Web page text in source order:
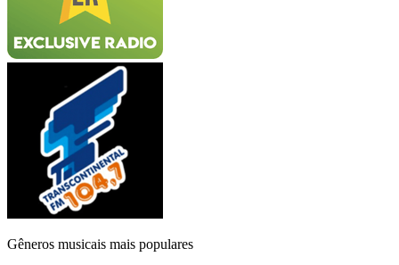
Gêneros musicais mais populares